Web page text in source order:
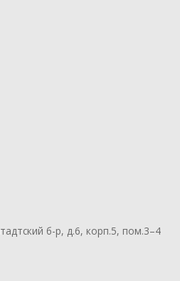
б-р, д.6, корп.5, пом.3–4